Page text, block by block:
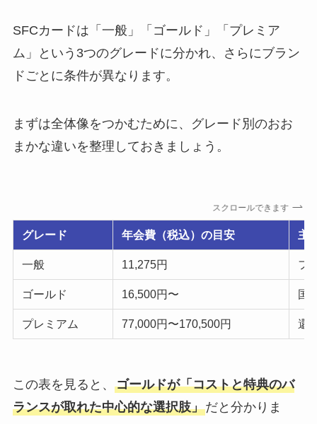
SFCカードは「一般」「ゴールド」「プレミア
ム」という3つのグレードに分かれ、さらにブラン
ドごとに条件が異なります。
まずは全体像をつかむために、グレード別のおお
まかな違いを整理しておきましょう。
スクロールできます
グレード 年会費（税込）の目安 主
一般 11,275円 フ
ゴールド 16,500円〜 国
プレミアム 77,000円〜170,500円 還
この表を見ると、 ゴールドが「コストと特典のバ
ランスが取れた中心的な選択肢」だと分かりま